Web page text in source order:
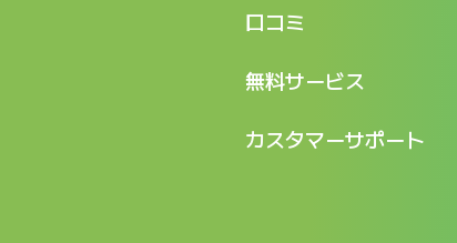
料金
新着情報
ログイン
記事一覧
口コミ
口コミ一覧
無料サービス
LINEで『Iパス ならし学習』
カスタマーサポート